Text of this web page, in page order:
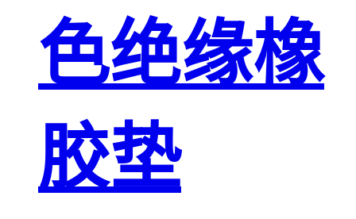
色绝缘橡
胶垫